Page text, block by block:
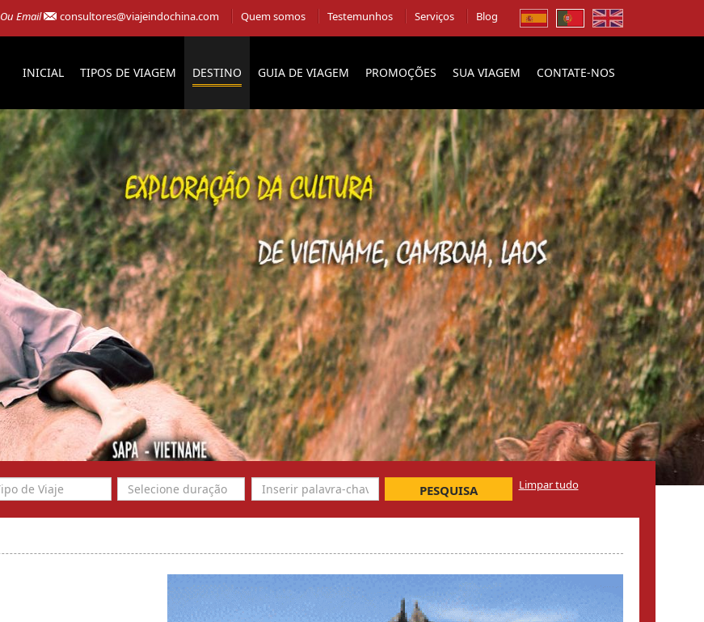
Ou Email consultores@viajeindochina.com Quem somos Testemunhos Serviços Blog
INICIAL TIPOS DE VIAGEM DESTINO GUIA DE VIAGEM PROMOÇÕES SUA VIAGEM CONTATE-NOS
PESQUISA Limpar tudo